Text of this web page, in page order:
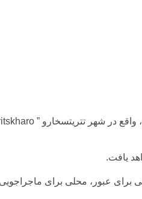
، واقع در شهر تتریتسخارو ” Tetritskharo ” گرجستان راه اندازی شده است.